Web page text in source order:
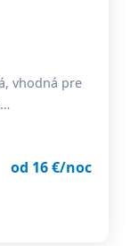
vhodná pre
od 16 €/noc